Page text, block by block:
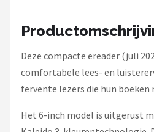
Deze compacte ereader (juli
comfortabele lees- en
fervente lezers die hun
Het 6-inch model is uitgerust